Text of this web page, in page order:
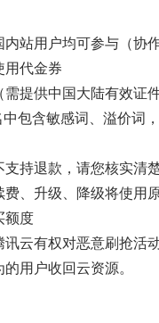
站用户均可参与（协
用代金券
提供中国大陆有效证
包含敏感词、溢价词
持退款，请您核实清
、升级、降级将使用
额度
云有权对恶意刷抢活
用户收回云资源。